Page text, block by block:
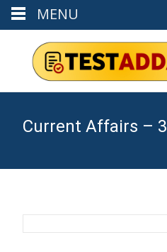
Current Affairs – 3
MENU